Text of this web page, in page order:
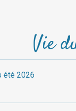
Vie
été 2026